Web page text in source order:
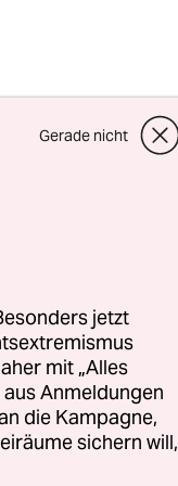
Gerade nicht
jetzt
mit „Alles
Anmeldungen
die Kampagne,
sichern will,